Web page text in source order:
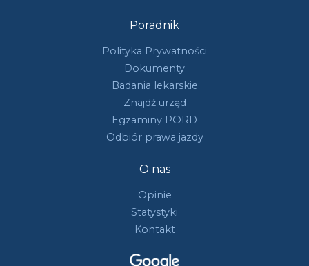
Poradnik
Polityka Prywatności
Dokumenty
Badania lekarskie
Znajdź urząd
Egzaminy PORD
Odbiór prawa jazdy
O nas
Opinie
Statystyki
Kontakt